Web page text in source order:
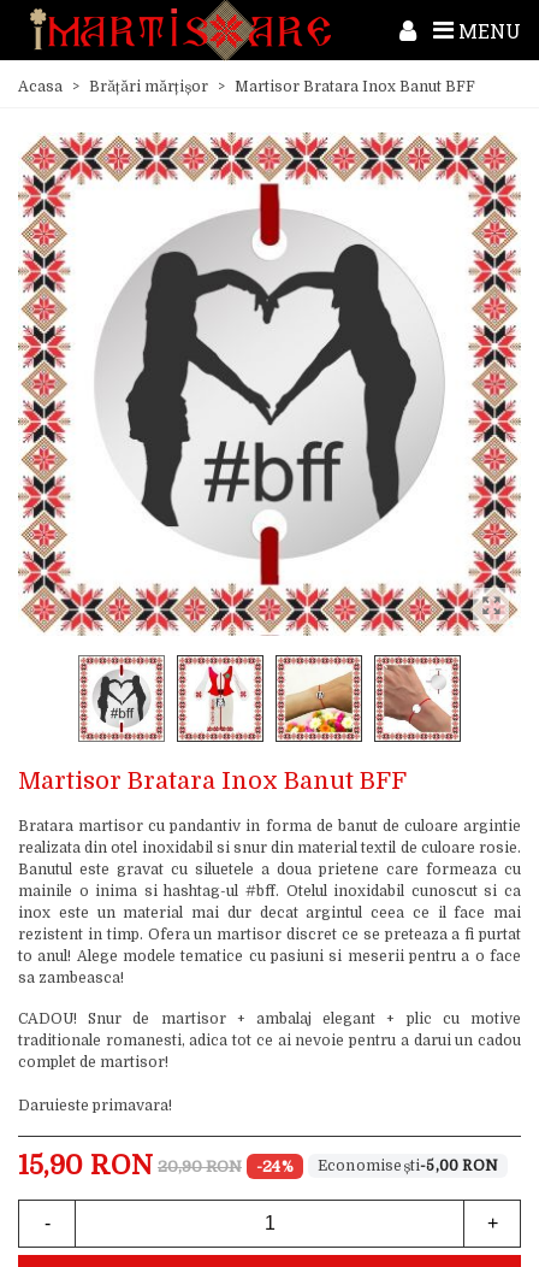
MENU
Acasa > Brățări mărțișor > Martisor Bratara Inox Banut BFF
Martisor Bratara Inox Banut BFF
Bratara martisor cu pandantiv in forma de banut de culoare argintie
realizata din otel inoxidabil si snur din material textil de culoare rosie.
Banutul este gravat cu siluetele a doua prietene care formeaza cu
mainile o inima si hashtag-ul #bff. Otelul inoxidabil cunoscut si ca
inox este un material mai dur decat argintul ceea ce il face mai
rezistent in timp. Ofera un martisor discret ce se preteaza a fi purtat
to anul! Alege modele tematice cu pasiuni si meserii pentru a o face
sa zambeasca!
CADOU! Snur de martisor + ambalaj elegant + plic cu motive
traditionale romanesti, adica tot ce ai nevoie pentru a darui un cadou
complet de martisor!
Daruieste primavara!
15,90 RON 20,90 RON -24% -5,00 RON
- +